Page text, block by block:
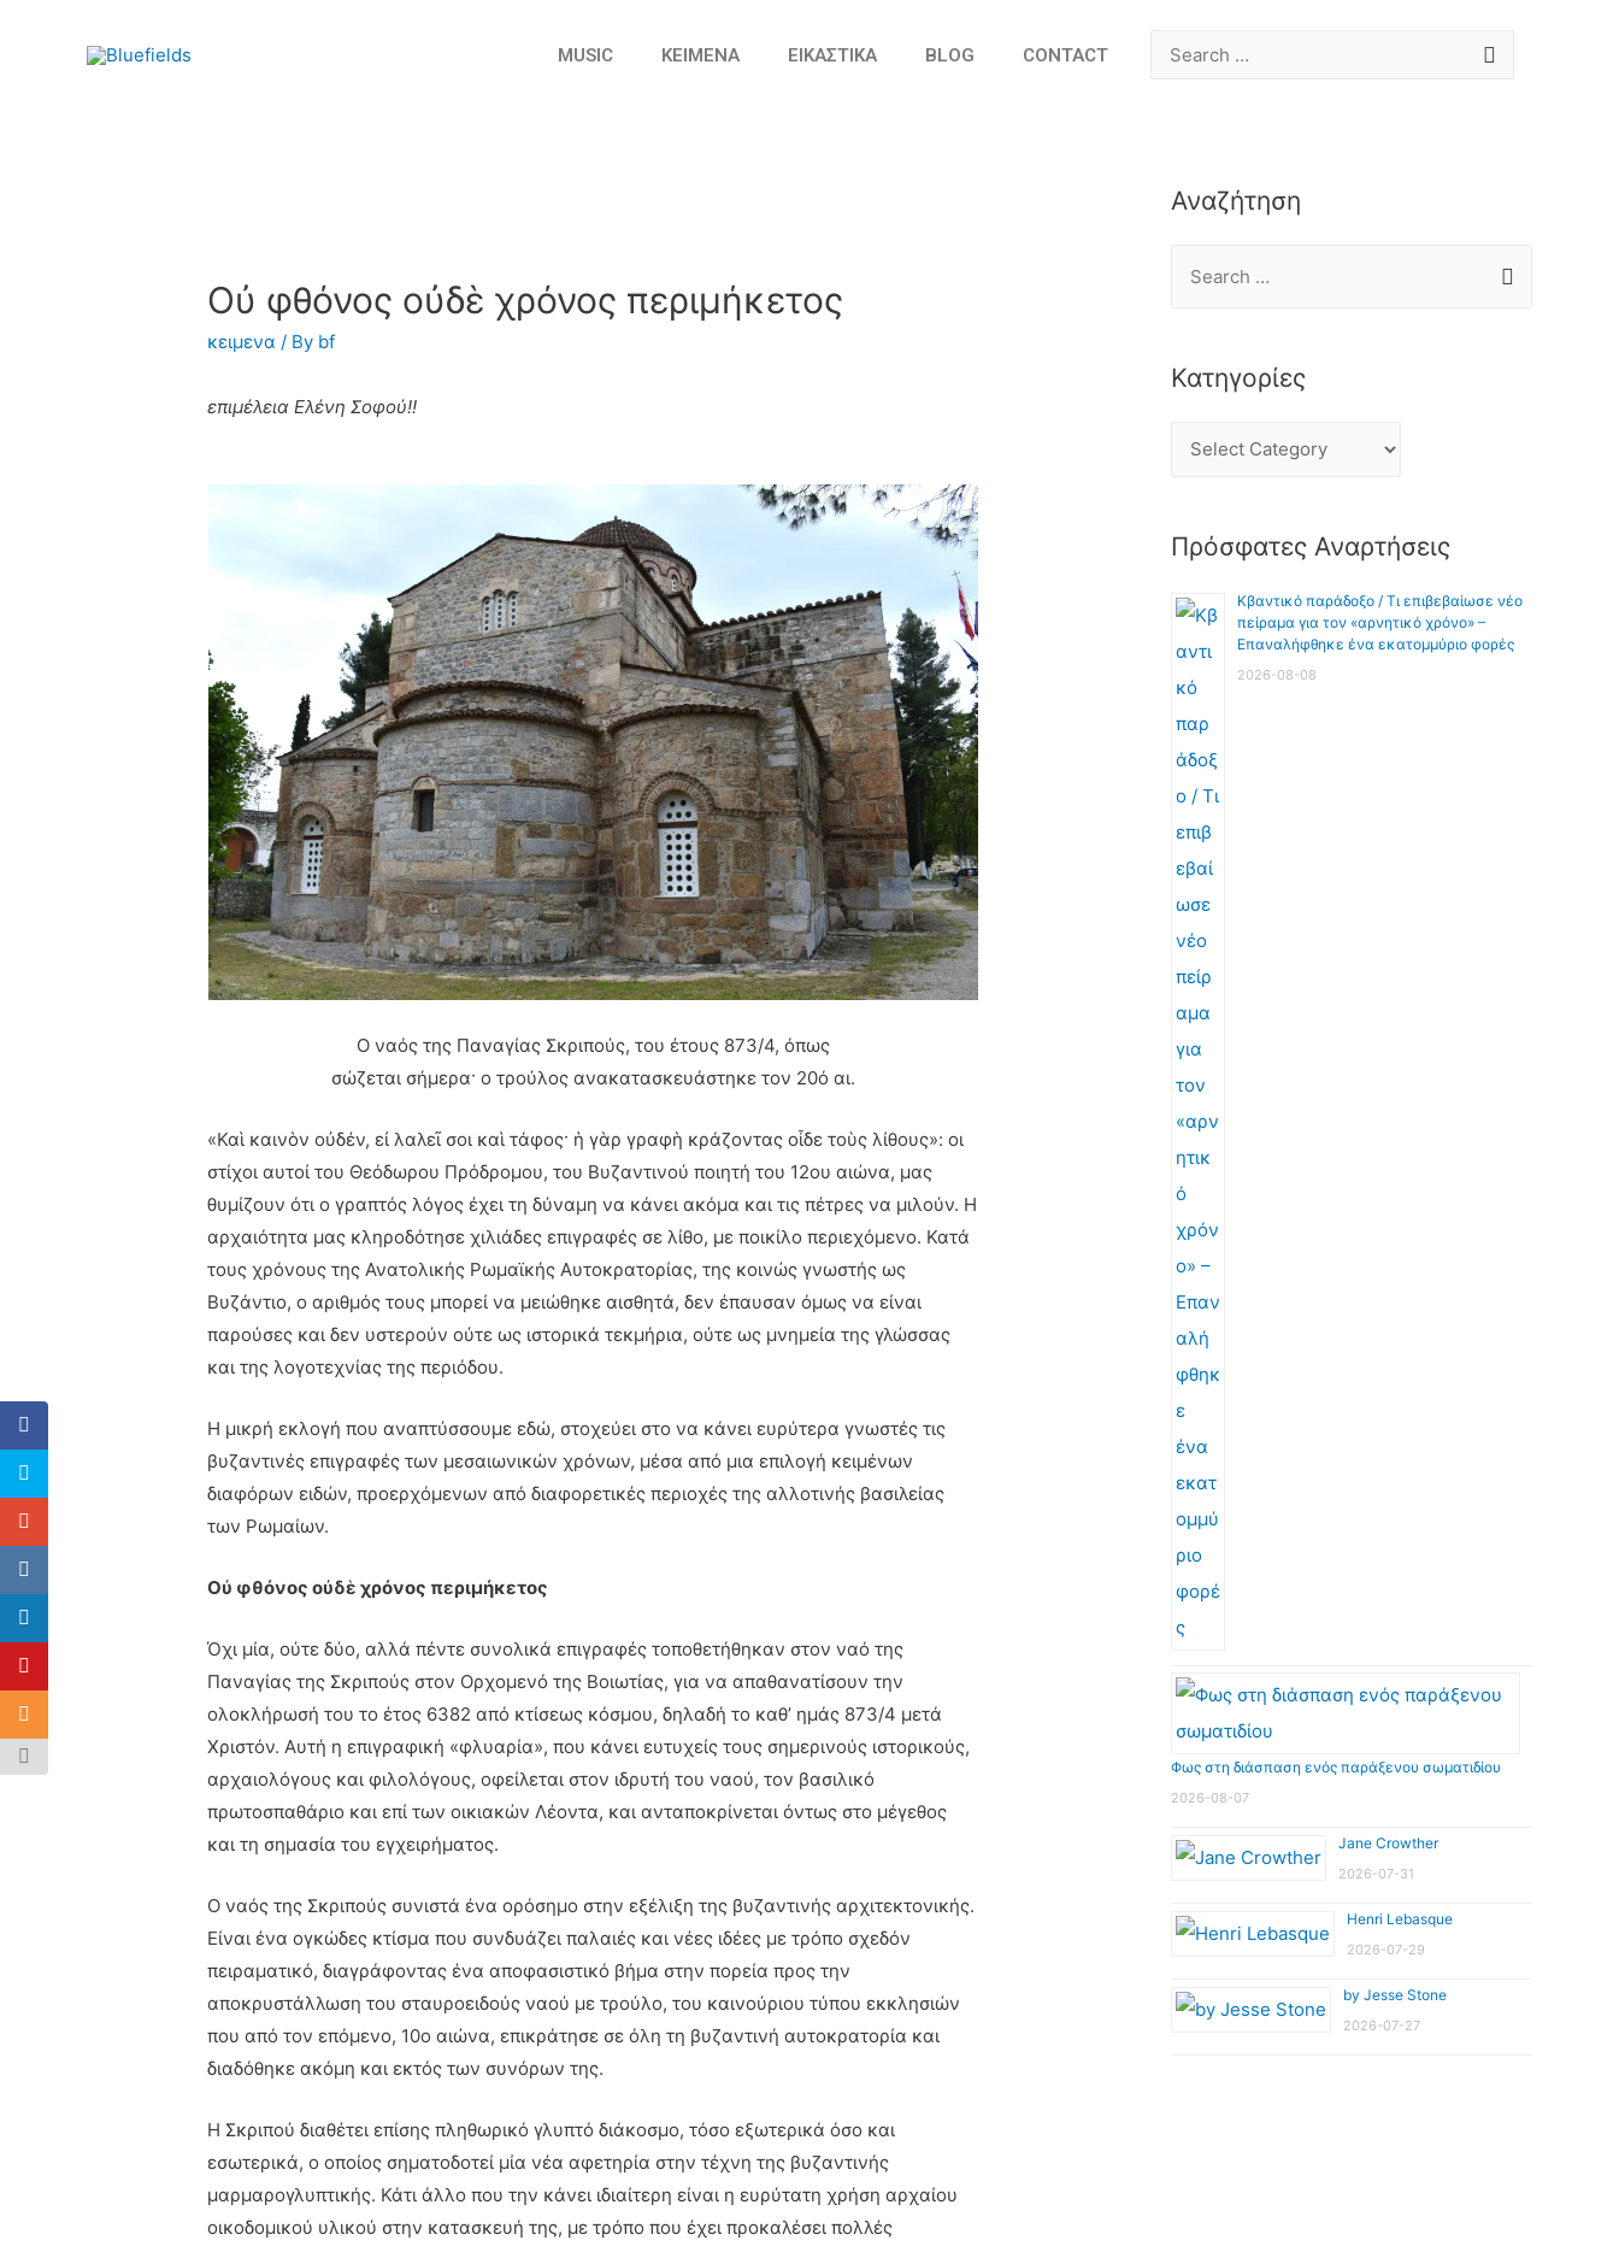
MUSIC ΚΕΙΜΕΝΑ ΕΙΚΑΣΤΙΚΑ BLOG CONTACT
Οὐ φθόνος οὐδὲ χρόνος περιμήκετος
κειμενα / By bf
επιμέλεια Ελένη Σοφού!!
Ο ναός της Παναγίας Σκριπούς, του έτους 873/4, όπως
σώζεται σήμερα· ο τρούλος ανακατασκευάστηκε τον 20ό αι.
«Καὶ καινὸν οὐδέν, εἰ λαλεῖ σοι καὶ τάφος· ἡ γὰρ γραφὴ κράζοντας οἶδε τοὺς λίθους»: οι
στίχοι αυτοί του Θεόδωρου Πρόδρομου, του Βυζαντινού ποιητή του 12ου αιώνα, μας
θυμίζουν ότι ο γραπτός λόγος έχει τη δύναμη να κάνει ακόμα και τις πέτρες να μιλούν. Η
αρχαιότητα μας κληροδότησε χιλιάδες επιγραφές σε λίθο, με ποικίλο περιεχόμενο. Κατά
τους χρόνους της Ανατολικής Ρωμαϊκής Αυτοκρατορίας, της κοινώς γνωστής ως
Βυζάντιο, ο αριθμός τους μπορεί να μειώθηκε αισθητά, δεν έπαυσαν όμως να είναι
παρούσες και δεν υστερούν ούτε ως ιστορικά τεκμήρια, ούτε ως μνημεία της γλώσσας
και της λογοτεχνίας της περιόδου.
Η μικρή εκλογή που αναπτύσσουμε εδώ, στοχεύει στο να κάνει ευρύτερα γνωστές τις
βυζαντινές επιγραφές των μεσαιωνικών χρόνων, μέσα από μια επιλογή κειμένων
διαφόρων ειδών, προερχόμενων από διαφορετικές περιοχές της αλλοτινής βασιλείας
των Ρωμαίων.
Οὐ φθόνος οὐδὲ χρόνος περιμήκετος
Όχι μία, ούτε δύο, αλλά πέντε συνολικά επιγραφές τοποθετήθηκαν στον ναό της
Παναγίας της Σκριπούς στον Ορχομενό της Βοιωτίας, για να απαθανατίσουν την
ολοκλήρωσή του το έτος 6382 από κτίσεως κόσμου, δηλαδή το καθ’ ημάς 873/4 μετά
Χριστόν. Αυτή η επιγραφική «φλυαρία», που κάνει ευτυχείς τους σημερινούς ιστορικούς,
αρχαιολόγους και φιλολόγους, οφείλεται στον ιδρυτή του ναού, τον βασιλικό
πρωτοσπαθάριο και επί των οικιακών Λέοντα, και ανταποκρίνεται όντως στο μέγεθος
και τη σημασία του εγχειρήματος.
Ο ναός της Σκριπούς συνιστά ένα ορόσημο στην εξέλιξη της βυζαντινής αρχιτεκτονικής.
Είναι ένα ογκώδες κτίσμα που συνδυάζει παλαιές και νέες ιδέες με τρόπο σχεδόν
πειραματικό, διαγράφοντας ένα αποφασιστικό βήμα στην πορεία προς την
αποκρυστάλλωση του σταυροειδούς ναού με τρούλο, του καινούριου τύπου εκκλησιών
που από τον επόμενο, 10ο αιώνα, επικράτησε σε όλη τη βυζαντινή αυτοκρατορία και
διαδόθηκε ακόμη και εκτός των συνόρων της.
Η Σκριπού διαθέτει επίσης πληθωρικό γλυπτό διάκοσμο, τόσο εξωτερικά όσο και
εσωτερικά, ο οποίος σηματοδοτεί μία νέα αφετηρία στην τέχνη της βυζαντινής
μαρμαρογλυπτικής. Κάτι άλλο που την κάνει ιδιαίτερη είναι η ευρύτατη χρήση αρχαίου
οικοδομικού υλικού στην κατασκευή της, με τρόπο που έχει προκαλέσει πολλές
Αναζήτηση
Κατηγορίες
Πρόσφατες Αναρτήσεις
Κβαντικό παράδοξο / Τι επιβεβαίωσε νέο
πείραμα για τον «αρνητικό χρόνο» –
Επαναλήφθηκε ένα εκατομμύριο φορές
2026-08-08
Φως στη διάσπαση ενός παράξενου σωματιδίου
2026-08-07
Jane Crowther
2026-07-31
Henri Lebasque
2026-07-29
by Jesse Stone
2026-07-27